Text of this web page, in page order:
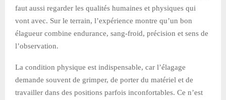
faut aussi regarder les qualités humaines et physiques qui
vont avec. Sur le terrain, l’expérience montre qu’un bon
élagueur combine endurance, sang-froid, précision et sens de
l’observation.
La condition physique est indispensable, car l’élagage
demande souvent de grimper, de porter du matériel et de
travailler dans des positions parfois inconfortables. Ce n’est